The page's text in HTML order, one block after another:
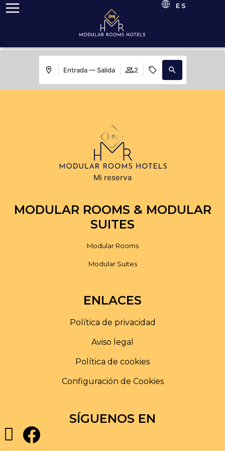
ES
Entrada — Salida 2
Mi reserva
MODULAR ROOMS & MODULAR
SUITES
Modular Rooms
Modular Suites
ENLACES
Política de privacidad
Aviso legal
Política de cookies
Configuración de Cookies
SÍGUENOS EN